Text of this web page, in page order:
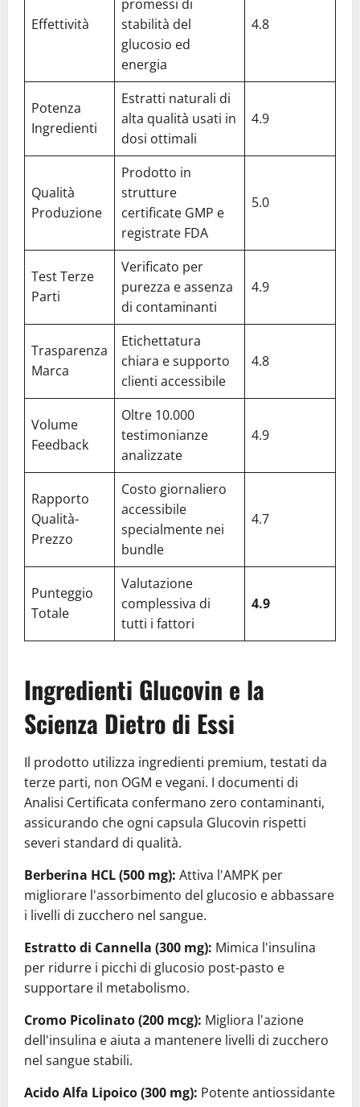
Effettività
promessi di
stabilità del
glucosio ed
energia
4.8
Potenza
Ingredienti
Estratti naturali di
alta qualità usati in
dosi ottimali
4.9
Qualità
Produzione
Prodotto in
strutture
certificate GMP e
registrate FDA
5.0
Test Terze
Parti
Verificato per
purezza e assenza
di contaminanti
4.9
Trasparenza
Marca
Etichettatura
chiara e supporto
clienti accessibile
4.8
Volume
Feedback
Oltre 10.000
testimonianze
analizzate
4.9
Rapporto
Qualità-
Prezzo
Costo giornaliero
accessibile
specialmente nei
bundle
4.7
Punteggio
Totale
Valutazione
complessiva di
tutti i fattori
4.9
Ingredienti Glucovin e la
Scienza Dietro di Essi
Il prodotto utilizza ingredienti premium, testati da
terze parti, non OGM e vegani. I documenti di
Analisi Certificata confermano zero contaminanti,
assicurando che ogni capsula Glucovin rispetti
severi standard di qualità.
Berberina HCL (500 mg): Attiva l'AMPK per
migliorare l'assorbimento del glucosio e abbassare
i livelli di zucchero nel sangue.
Estratto di Cannella (300 mg): Mimica l'insulina
per ridurre i picchi di glucosio post-pasto e
supportare il metabolismo.
Cromo Picolinato (200 mcg): Migliora l'azione
dell'insulina e aiuta a mantenere livelli di zucchero
nel sangue stabili.
Acido Alfa Lipoico (300 mg): Potente antiossidante